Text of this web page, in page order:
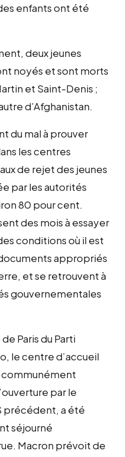
enfants ont été
deux jeunes
noyés et sont morts
et Saint-Denis ;
d’Afghanistan.
du mal à prouver
les centres
de rejet des jeunes
par les autorités
80 pour cent.
des mois à essayer
conditions où il est
appropriés
et se retrouvent à
gouvernementales
Paris du Parti
le centre d’accueil
communément
par le
précédent, a été
séjourné
Macron prévoit de